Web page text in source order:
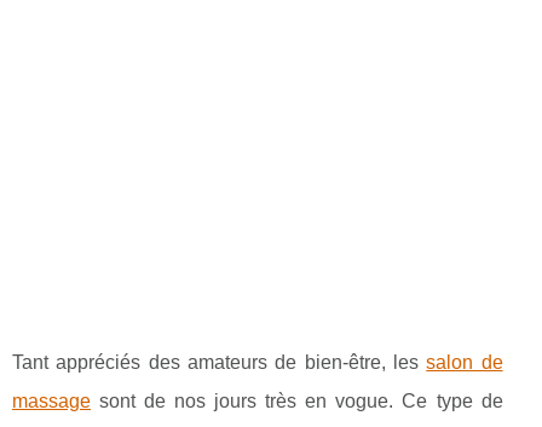
Tant appréciés des amateurs de bien-être, lessalon de
massage sont de nos jours très en vogue. Ce type de